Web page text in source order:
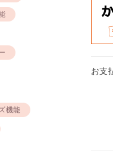
お支
機能